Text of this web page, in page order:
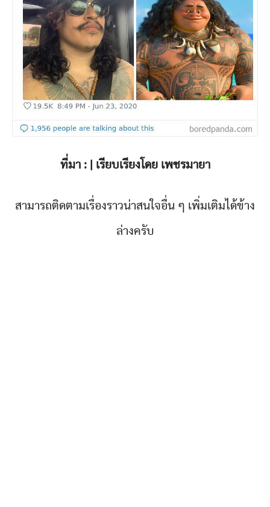
ที่มา : | เรียบเรียงโดย เพชรมายา
สามารถติดตามเรื่องราวน่าสนใจอื่น ๆ เพิ่มเติมได้ข้าง
ล่างครับ